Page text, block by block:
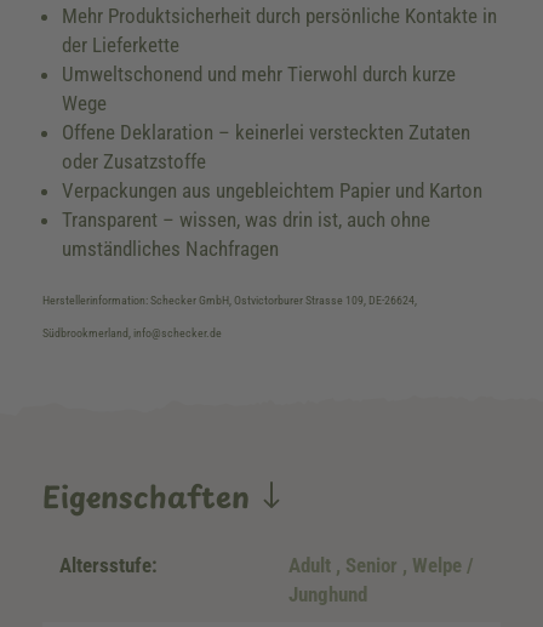
Mehr Produktsicherheit durch persönliche Kontakte in
der Lieferkette
Umweltschonend und mehr Tierwohl durch kurze
Wege
Offene Deklaration – keinerlei versteckten Zutaten
oder Zusatzstoffe
Verpackungen aus ungebleichtem Papier und Karton
Transparent – wissen, was drin ist, auch ohne
umständliches Nachfragen
Herstellerinformation: Schecker GmbH, Ostvictorburer Strasse 109, DE-26624,
Südbrookmerland, info@schecker.de
Eigenschaften
Altersstufe: Adult , Senior , Welpe /
Junghund